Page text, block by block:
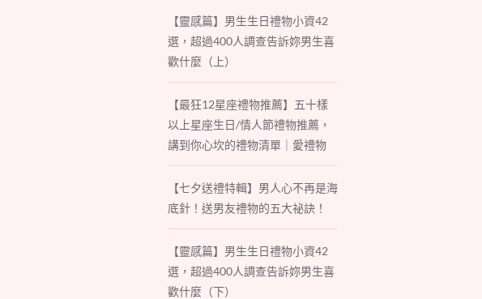
【靈感篇】男生生日禮物小資42
選，超過400人調查告訴妳男生喜
歡什麼（上）
【最狂12星座禮物推薦】五十樣
以上星座生日/情人節禮物推薦，
講到你心坎的禮物清單｜愛禮物
【七夕送禮特輯】男人心不再是海
底針！送男友禮物的五大祕訣！
【靈感篇】男生生日禮物小資42
選，超過400人調查告訴妳男生喜
歡什麼（下）